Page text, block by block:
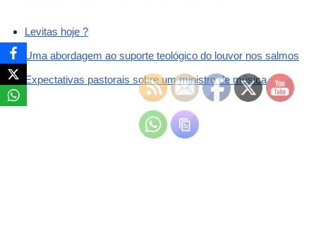
Levitas hoje ?
Uma abordagem ao suporte teológico do louvor nos salmos
Expectativas pastorais sobre um ministro de música